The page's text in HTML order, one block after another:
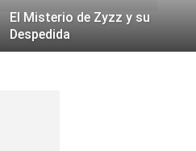
El Misterio de Zyzz y su
Despedida